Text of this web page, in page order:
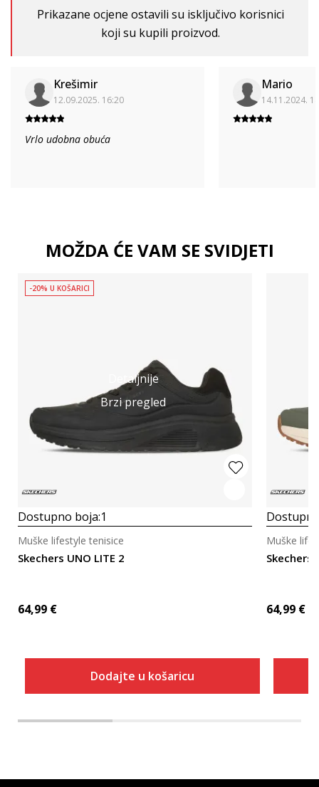
Prikazane ocjene ostavili su isključivo korisnici
koji su kupili proizvod.
Krešimir
12.09.2025. 16:20
Vrlo udobna obuća
Mario
14.11.2024.
MOŽDA ĆE VAM SE SVIDJETI
Detaljnije
Brzi pregled
-20% U KOŠARICI
Dostupno boja:1
Skechers UNO LITE 2
Muške lifestyle tenisice
64,99 €
Dodajte u košaricu
Skechers
Muške
64,99 €